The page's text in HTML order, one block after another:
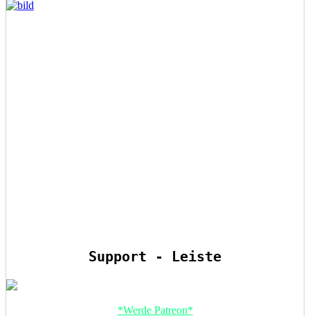
Support - Leiste
*Werde Patreon*